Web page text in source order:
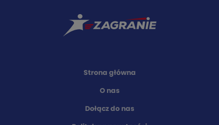
Strona główna
O nas
Dołącz do nas